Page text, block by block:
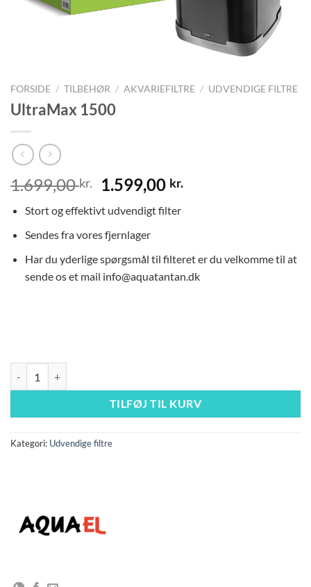
FORSIDE / TILBEHØR / AKVARIEFILTRE / UDVENDIGE FILTRE
UltraMax 1500
1.699,00kr.
Den
oprindelige
pris
var:
1.699,00 kr..
1.599,00 kr.Den
1.599,00 kr..
Stort og effektivt udvendigt filter
Sendes fra vores fjernlager
Har du yderlige spørgsmål til filteret er du velkomme til at
sende os et mail info@aquatantan.dk
TILFØJ TIL KURV
Kategori: Udvendige filtre